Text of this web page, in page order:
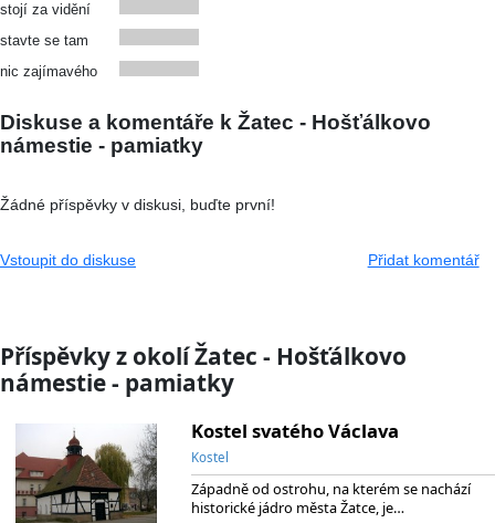
stojí za vidění
stavte se tam
nic zajímavého
Diskuse a komentáře k Žatec - Hošťálkovo
námestie - pamiatky
Žádné příspěvky v diskusi, buďte první!
Vstoupit do diskuse Přidat komentář
Příspěvky z okolí Žatec - Hošťálkovo
námestie - pamiatky
Kostel svatého Václava
Kostel
Západně od ostrohu, na kterém se nachází
historické jádro města Žatce, je…